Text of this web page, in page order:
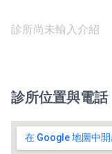
診所尚未輸入介紹
診所位置與電話